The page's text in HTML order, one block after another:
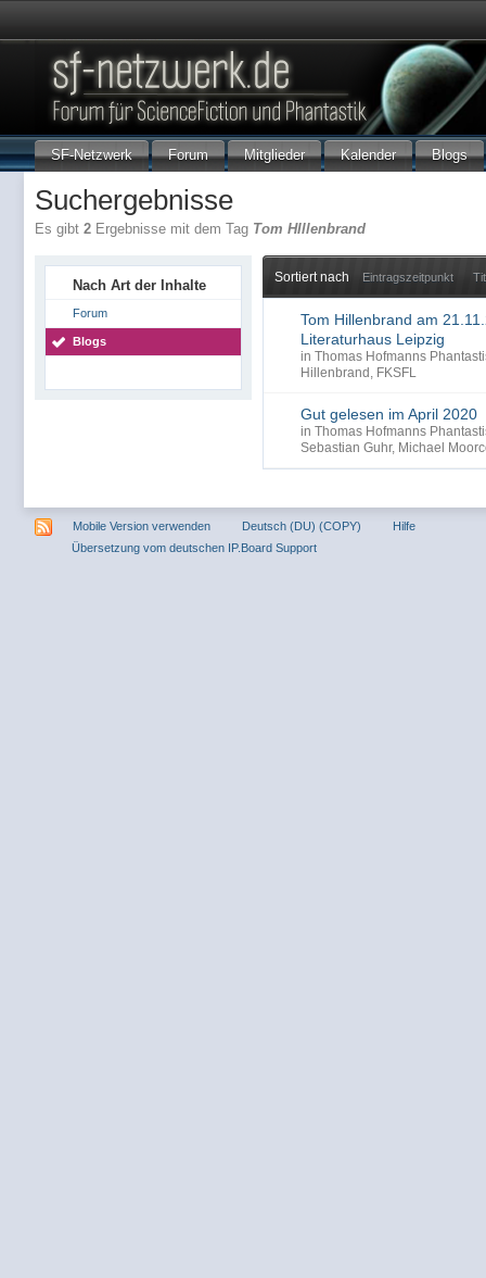
SF-Netzwerk Forum Mitglieder Kalender Blogs
Suchergebnisse
Es gibt 2 Ergebnisse mit dem Tag Tom HIllenbrand
Nach Art der Inhalte
Forum
Blogs
Sortiert nach Eintragszeitpunkt
Tom Hillenbrand am
Literaturhaus Leipzig
in Thomas Hofmanns
Hillenbrand , FKSFL
Gut gelesen im April 2020
in Thomas Hofmanns
Sebastian Guhr, Michael
Mobile Version verwenden Deutsch (DU) (COPY)
Hilfe
Übersetzung vom deutschen IP.Board Support